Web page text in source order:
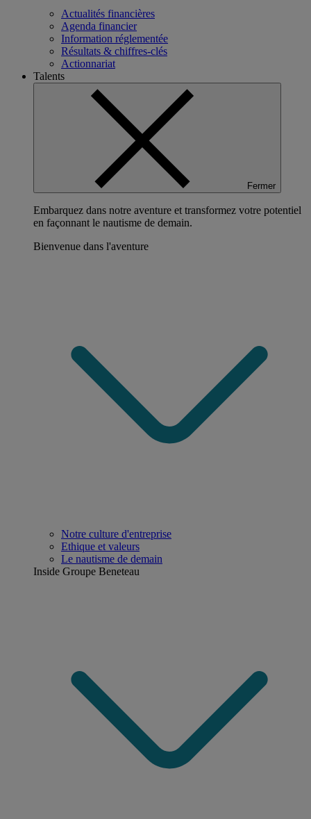
Actualités financières
Agenda financier
Information réglementée
Résultats & chiffres-clés
Actionnariat
Talents
Fermer
Embarquez dans notre aventure et transformez votre potentiel
en façonnant le nautisme de demain.
Bienvenue dans l'aventure
Notre culture d'entreprise
Ethique et valeurs
Le nautisme de demain
Inside Groupe Beneteau